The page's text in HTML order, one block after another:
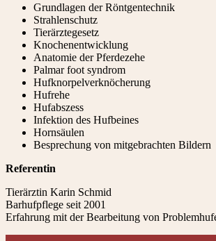
Grundlagen der Röntgentechnik
Strahlenschutz
Tierärztegesetz
Knochenentwicklung
Anatomie der Pferdezehe
Palmar foot syndrom
Hufknorpelverknöcherung
Hufrehe
Hufabszess
Infektion des Hufbeines
Hornsäulen
Besprechung von mitgebrachten Bildern
Referentin
Tierärztin Karin Schmid
Barhufpflege seit 2001
Erfahrung mit der Bearbeitung von